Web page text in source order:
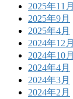
2025年11月
2025年9月
2025年4月
2024年12月
2024年10月
2024年4月
2024年3月
2024年2月